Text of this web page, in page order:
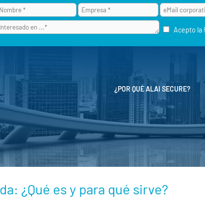
Acepto la
¿POR QUÉ ALAI SECURE?
¿Qué es y para qué sirve?